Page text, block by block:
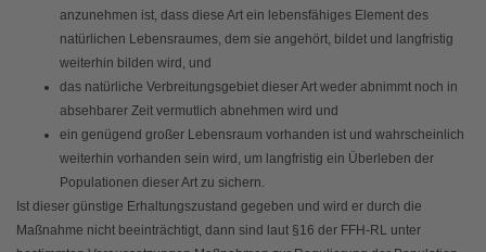
anzunehmen ist, dass diese Art ein lebensfähiges Element des
natürlichen Lebensraumes, dem sie angehört, bildet und langfristig
weiterhin bilden wird, und
das natürliche Verbreitungsgebiet dieser Art weder abnimmt noch in
absehbarer Zeit vermutlich abnehmen wird und
ein genügend großer Lebensraum vorhanden ist und wahrscheinlich
weiterhin vorhanden sein wird, um langfristig ein Überleben der
Populationen dieser Art zu sichern.
Ist dieser günstige Erhaltungszustand gegeben und wird er durch die
Maßnahme nicht beeinträchtigt, dann sind laut §16 der FFH-RL unter